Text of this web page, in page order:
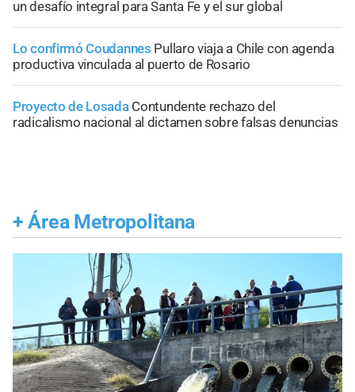
un desafío integral para Santa Fe y el sur global
Lo confirmó Coudannes Pullaro viaja a Chile con agenda
productiva vinculada al puerto de Rosario
Proyecto de Losada Contundente rechazo del
radicalismo nacional al dictamen sobre falsas denuncias
+ Área Metropolitana